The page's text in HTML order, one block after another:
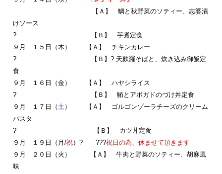
【Ａ】 鯛と秋野菜のソティー、志婆漬
けソース
? 【Ｂ】 芋煮定食
９月 １５日（木） 【Ａ】 チキンカレー
? 【Ｂ】? 天麩羅そばと、炊き込み御飯定
食
９月 １６日（金） 【Ａ】 ハヤシライス
? 【Ｂ】 鮪とアボガドのづけ丼定食
９月 １７日（土） 【Ａ】 ゴルゴンゾーラチーズのクリーム
パスタ
? 【Ｂ】 カツ丼定食
９月 １９日（月/祝） ? ???祝日の為、休ませて頂きます
９月 ２０日（火） 【Ａ】 牛肉と野菜のソティー、胡麻風
味